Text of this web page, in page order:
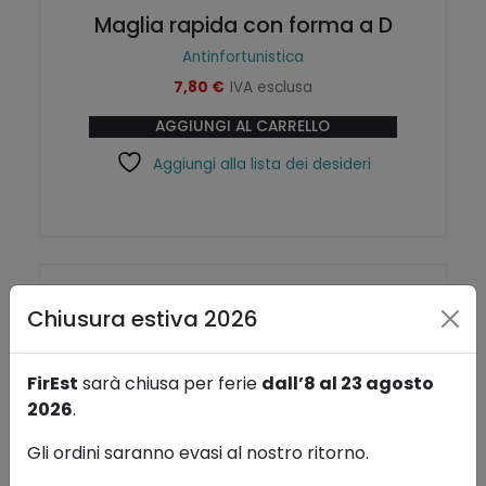
a
1
0
,
5
0
,
0
0
.
Maglia rapida con forma a D
Antinfortunistica
7,80 € IVA esclusa
AGGIUNGI AL CARRELLO
Aggiungi alla lista dei desideri
Chiusura estiva 2026
FirEst sarà chiusa per ferie dall’8 al 23 agosto
2026.
Gli ordini saranno evasi al nostro ritorno.